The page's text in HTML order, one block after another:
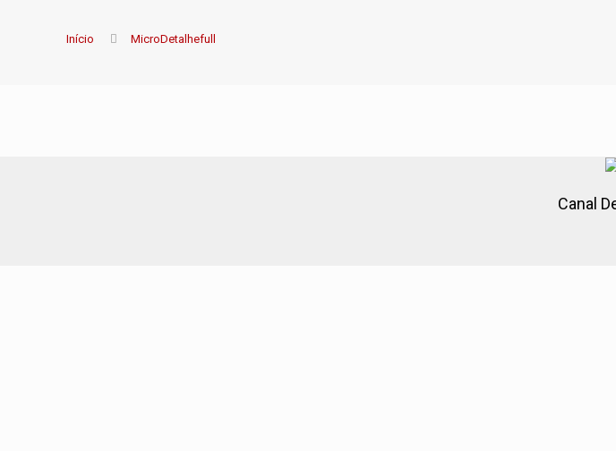
Início MicroDetalhefull
Canal